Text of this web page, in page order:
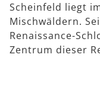
Scheinfeld liegt
Mischwäldern.
Renaissance-
Zentrum dieser